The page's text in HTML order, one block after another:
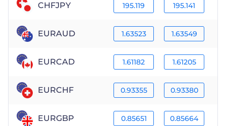
CHFJPY 195.119 195.141
EURAUD 1.63523 1.63549
EURCAD 1.61182 1.61205
EURCHF 0.93355 0.93380
EURGBP 0.85651 0.85664